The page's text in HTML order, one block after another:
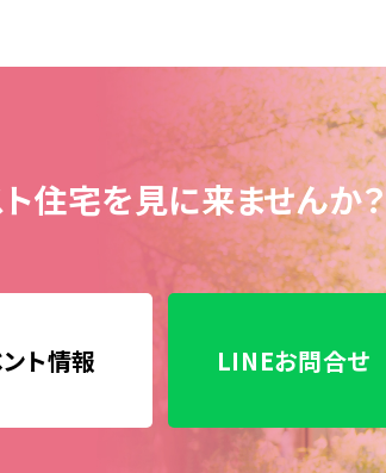
住宅を見に来ませんか？
ト情報 LINEお問合せ